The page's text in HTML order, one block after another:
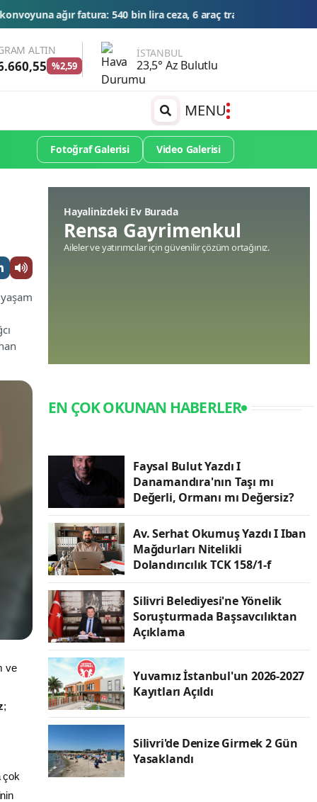
lira ceza, 6 araç trafikten men edildiTHY'den tüm zamanların
ALTIN
%2,59
İSTANBUL
23,5° Az Bulutlu
MENU
Fotoğraf Galerisi Video Galerisi
ve
;
çok
Hayalinizdeki Ev Burada
Rensa Gayrimenkul
Aileler ve yatırımcılar için güvenilir çözüm ortağınız.
EN ÇOK OKUNAN HABERLER
Faysal Bulut Yazdı I
Danamandıra'nın Taşı mı
Değerli, Ormanı mı Değersiz?
Av. Serhat Okumuş Yazdı I Iban
Mağdurları Nitelikli
Dolandırıcılık TCK 158/1-f
Silivri Belediyesi'ne Yönelik
Soruşturmada Başsavcılıktan
Açıklama
Yuvamız İstanbul'un 2026-2027
Kayıtları Açıldı
Silivri'de Denize Girmek 2 Gün
Yasaklandı